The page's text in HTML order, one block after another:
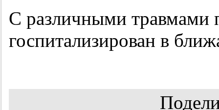
С различными травмами
госпитализирован в